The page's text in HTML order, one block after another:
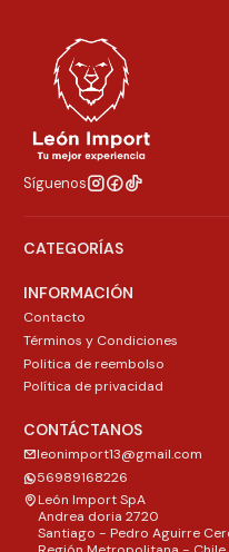
Síguenos
CATEGORÍAS
INFORMACIÓN
Contacto
Términos y Condiciones
Politica de reembolso
Política de privacidad
CONTÁCTANOS
leonimport13@gmail.com
56989168226
León Import SpA
Andrea doria 2720
Santiago - Pedro Aguirre